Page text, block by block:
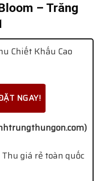
– Trăng
Chiết Khấu Cao
NGAY!
giá rẻ toàn quốc